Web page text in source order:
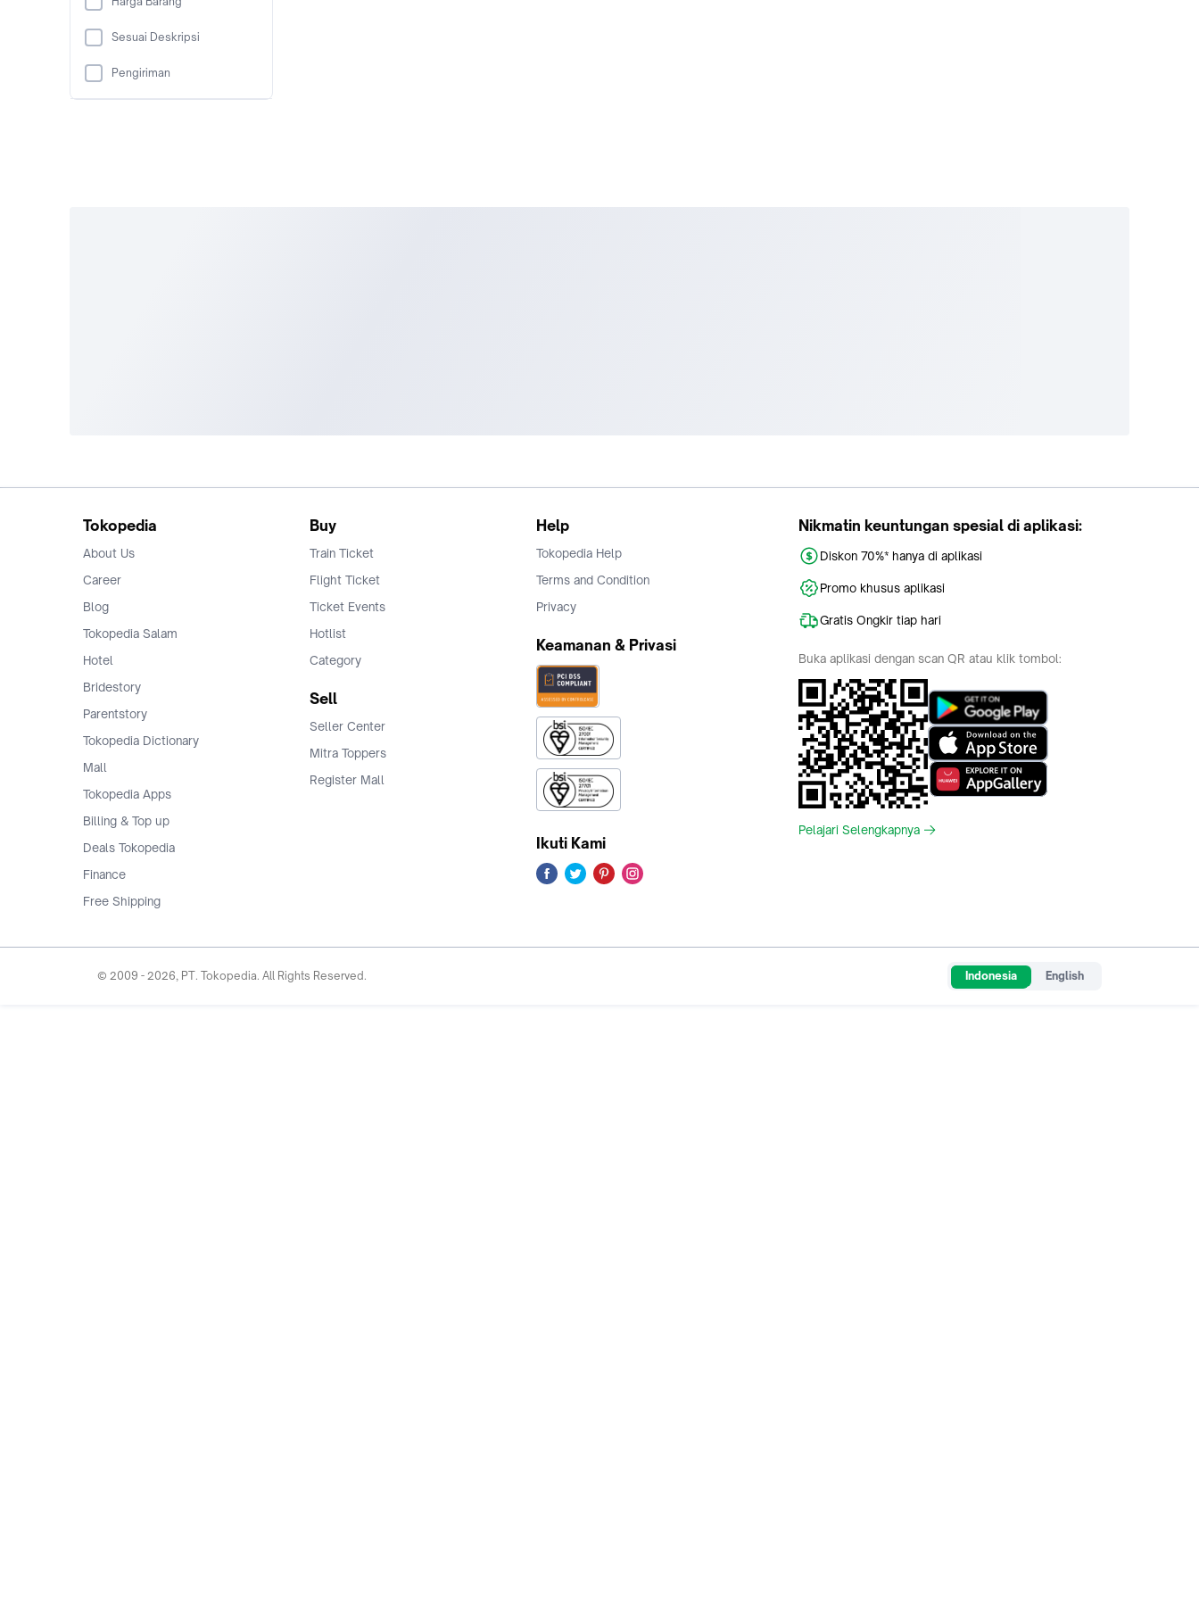
Sesuai Deskripsi
Pengiriman
Tokopedia
About Us
Career
Blog
Tokopedia Salam
Hotel
Bridestory
Parentstory
Tokopedia Dictionary
Mall
Tokopedia Apps
Billing & Top up
Deals Tokopedia
Finance
Free Shipping
Buy
Train Ticket
Flight Ticket
Ticket Events
Hotlist
Category
Sell
Seller Center
Mitra Toppers
Register Mall
Help
Tokopedia Help
Terms and Condition
Privacy
Keamanan & Privasi
Ikuti Kami
Nikmatin keuntungan spesial di aplikasi:
Diskon 70%* hanya di aplikasi
Promo khusus aplikasi
Gratis Ongkir tiap hari
Buka aplikasi dengan scan QR atau klik tombol:
Pelajari Selengkapnya
© 2009 - 2026, PT. Tokopedia. All Rights Reserved. Indonesia English